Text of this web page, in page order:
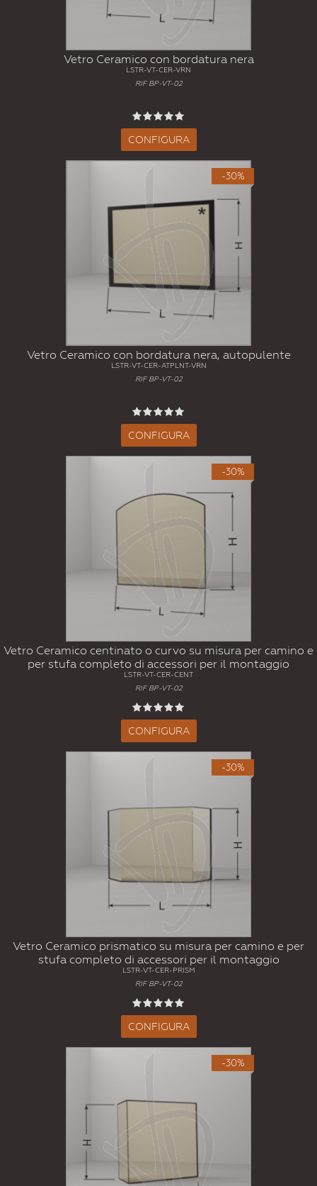
Vetro Ceramico con bordatura nera
LSTR-VT-CER-VRN
RIF BP-VT-02
CONFIGURA
-30%
Vetro Ceramico con bordatura nera, autopulente
LSTR-VT-CER-ATPLNT-VRN
RIF BP-VT-02
CONFIGURA
-30%
Vetro Ceramico centinato o curvo su misura per camino e
per stufa completo di accessori per il montaggio
LSTR-VT-CER-CENT
RIF BP-VT-02
CONFIGURA
-30%
Vetro Ceramico prismatico su misura per camino e per
stufa completo di accessori per il montaggio
LSTR-VT-CER-PRISM
RIF BP-VT-02
CONFIGURA
-30%